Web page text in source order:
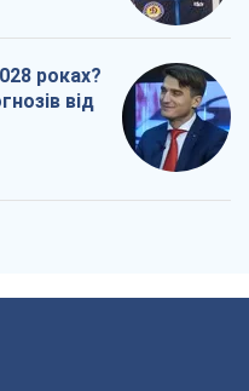
роках?
від